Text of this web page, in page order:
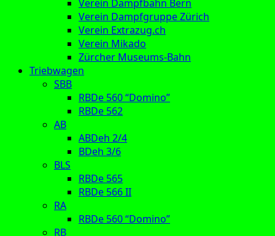
Verein Dampfbahn Bern
Verein Dampfgruppe Zürich
Verein Extrazug.ch
Verein Mikado
Zürcher Museums-Bahn
Triebwagen
SBB
RBDe 560 “Domino”
RBDe 562
AB
ABDeh 2/4
BDeh 3/6
BLS
RBDe 565
RBDe 566 II
RA
RBDe 560 “Domino”
RB